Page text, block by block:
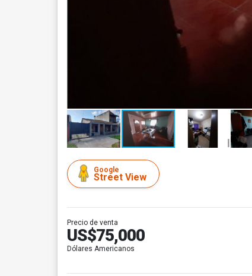
Google
Street View
Precio de venta
US$75,000
Dólares Americanos